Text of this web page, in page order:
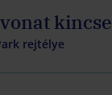
kincse
rejtélye